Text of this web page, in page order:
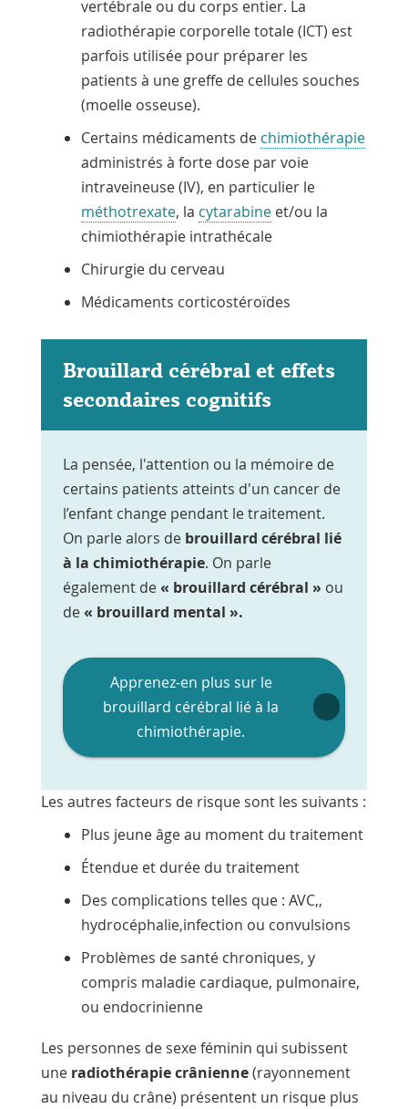
vertébrale ou du corps entier. La
radiothérapie corporelle totale (ICT) est
parfois utilisée pour préparer les
patients à une greffe de cellules souches
(moelle osseuse).
Certains médicaments de chimiothérapie
administrés à forte dose par voie
intraveineuse (IV), en particulier le
méthotrexate, la cytarabineet/ou la
chimiothérapie intrathécale
Chirurgie du cerveau
Médicaments corticostéroïdes
Brouillard cérébral et effets
secondaires cognitifs
La pensée, l'attention ou la mémoire de
certains patients atteints d'un cancer de
l’enfant change pendant le traitement.
On parle alors de brouillard cérébral lié
à la chimiothérapie. On parle
également de« brouillard cérébral » ou
de« brouillard mental ».
Apprenez-en plus sur le
brouillard cérébral lié à la
chimiothérapie.
Les autres facteurs de risque sont les suivants :
Plus jeune âge au moment du traitement
Étendue et durée du traitement
Des complications telles que : AVC,,
hydrocéphalie,infection ou convulsions
Problèmes de santé chroniques, y
compris maladie cardiaque, pulmonaire,
ou endocrinienne
Les personnes de sexe féminin qui subissent
une radiothérapie crânienne(rayonnement
au niveau du crâne) présentent un risque plus